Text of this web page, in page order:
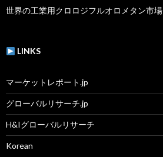
世界の工業用クロロジフルオロメタン市場
LINKS
マーケットレポート.jp
グローバルリサーチ.jp
H&Iグローバルリサーチ
Korean